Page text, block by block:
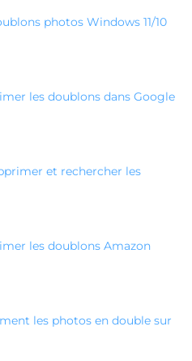
photos Windows 11/10
les doublons dans Google
et rechercher les
les doublons Amazon
les photos en double sur